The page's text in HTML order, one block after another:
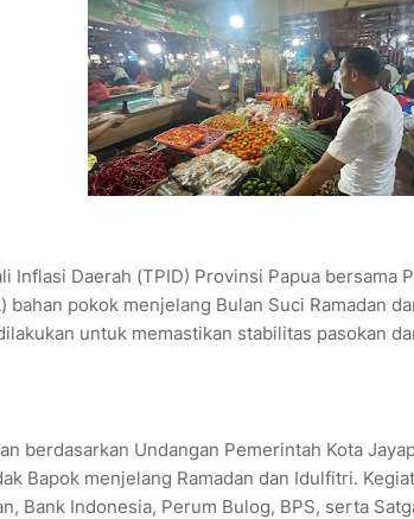
Inflasi Daerah (TPID) Provinsi Papua bersama
bahan pokok menjelang Bulan Suci Ramadan
untuk memastikan stabilitas pasokan
berdasarkan Undangan Pemerintah Kota
Bapok menjelang Ramadan dan Idulfitri.
Bank Indonesia, Perum Bulog, BPS, serta